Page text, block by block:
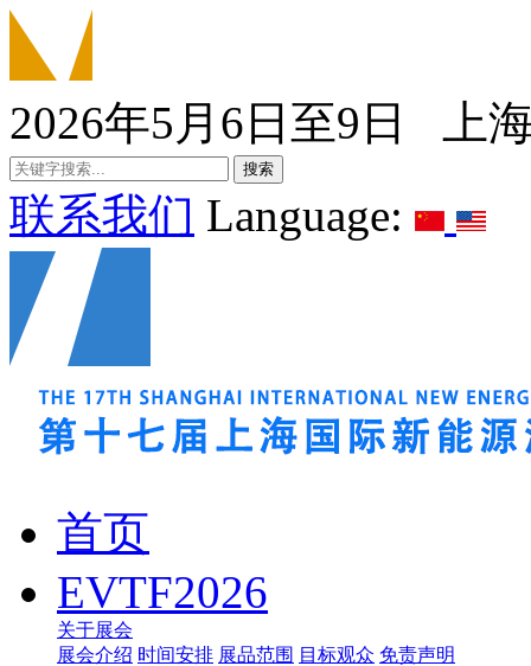
2026年5月6日至9日 上
联系我们 Language:
首页
EVTF2026
关于展会
展会介绍 时间安排 展品范围 目标观众 免责声明